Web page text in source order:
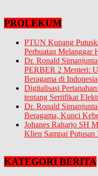
PROLEKUM
PTUN Kupang
Perbuatan Melanggar
Dr. Ronald
PERBER 2 Menteri:
Beragama di Indonesia
Digitalisasi
tentang Sertifikat
Dr. Ronald
Beragama, Kunci
Johanes Raharjo SH
Klien Sampai
KATEGORI BERITA